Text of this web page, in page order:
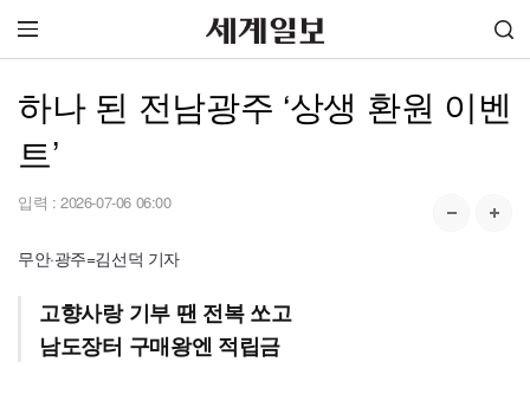
하나 된 전남광주 ‘상생 환원 이벤
트’
입력 : 2026-07-06 06:00
무안·광주=김선덕 기자
고향사랑 기부 땐 전복 쏘고
남도장터 구매왕엔 적립금